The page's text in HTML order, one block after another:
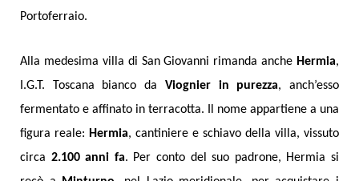
Portoferraio.
Alla medesima villa di San Giovanni rimanda anche Hermia,
I.G.T. Toscana bianco da Viognier in purezza, anch’esso
fermentato e affinato in terracotta. Il nome appartiene a una
figura reale: Hermia, cantiniere e schiavo della villa, vissuto
circa 2.100 anni fa. Per conto del suo padrone, Hermia si